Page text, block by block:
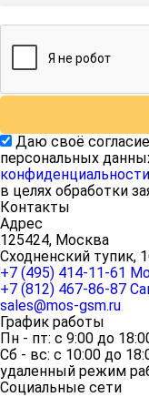
Даю своё
персональных
конфиденциальности
в целях обработки
Контакты
Адрес
125424, Москва
Сходненский тупик,
+7 (495) 414-11-61
+7 (812) 467-86-87
sales@mos-gsm.ru
График работы
Пн - пт: с 9:00 до
Сб - вс: с 10:00 до
удаленный режим
Социальные сети